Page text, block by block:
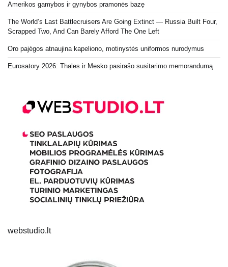
Amerikos gamybos ir gynybos pramonės bazę
The World’s Last Battlecruisers Are Going Extinct — Russia Built Four,
Scrapped Two, And Can Barely Afford The One Left
Oro pajėgos atnaujina kapeliono, motinystės uniformos nurodymus
Eurosatory 2026: Thales ir Mesko pasirašo susitarimo memorandumą
webstudio.lt